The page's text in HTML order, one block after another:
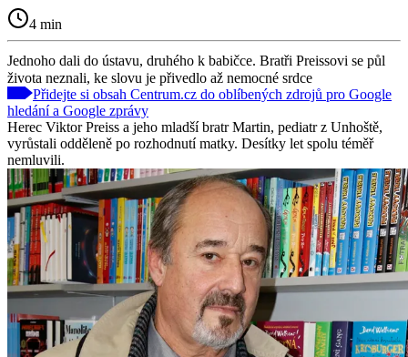
4 min
Jednoho dali do ústavu, druhého k babičce. Bratři Preissovi se půl
života neznali, ke slovu je přivedlo až nemocné srdce
Přidejte si obsah Centrum.cz do oblíbených zdrojů pro Google
hledání a Google zprávy
Herec Viktor Preiss a jeho mladší bratr Martin, pediatr z Unhoště,
vyrůstali odděleně po rozhodnutí matky. Desítky let spolu téměř
nemluvili.